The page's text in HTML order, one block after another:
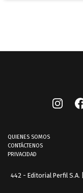
QUIENES SOMOS
CONTÁCTENOS
PRIVACIDAD
442 - Editorial Perfil S.A.